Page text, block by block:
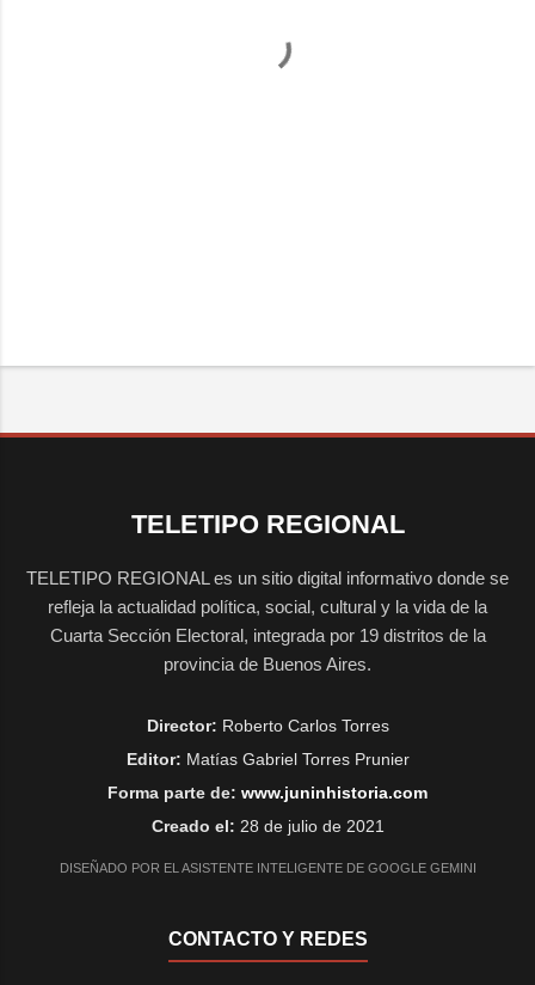
TELETIPO REGIONAL
TELETIPO REGIONAL es un sitio digital informativo donde se
refleja la actualidad política, social, cultural y la vida de la
Cuarta Sección Electoral, integrada por 19 distritos de la
provincia de Buenos Aires.
Director: Roberto Carlos Torres
Editor: Matías Gabriel Torres Prunier
Forma parte de: www.juninhistoria.com
Creado el: 28 de julio de 2021
DISEÑADO POR EL ASISTENTE INTELIGENTE DE GOOGLE GEMINI
CONTACTO Y REDES